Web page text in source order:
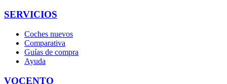
SERVICIOS
Coches nuevos
Comparativa
Guías de compra
Ayuda
VOCENTO